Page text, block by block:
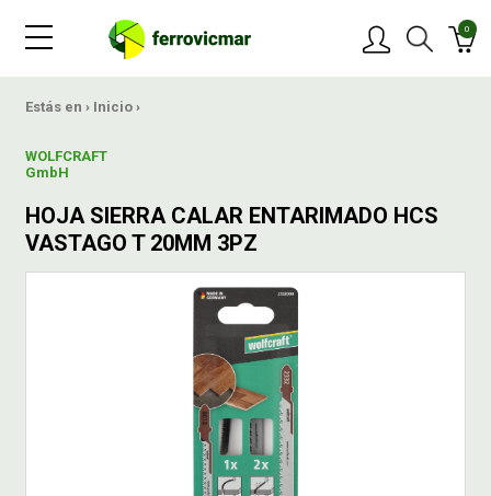
0
Estás en › Inicio ›
WOLFCRAFT
GmbH
HOJA SIERRA CALAR ENTARIMADO HCS
VASTAGO T 20MM 3PZ
OFERTAS
NOVEDADES
BLOG
CONTACTAR